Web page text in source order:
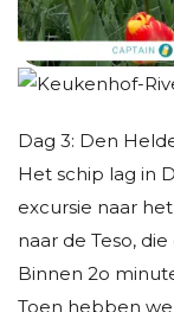
Dag 3: Den
Het schip lag in
excursie naar
naar de Teso,
Binnen 2o
Toen hebben